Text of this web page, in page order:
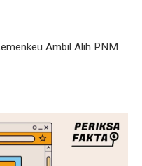
Ambil Alih PNM